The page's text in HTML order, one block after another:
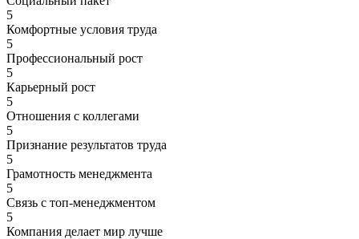
5
Комфортные условия труда
5
Профессиональный рост
5
Карьерный рост
5
Отношения с коллегами
5
Признание результатов труда
5
Грамотность менеджмента
5
Связь с топ-менеджментом
5
Компания делает мир лучше